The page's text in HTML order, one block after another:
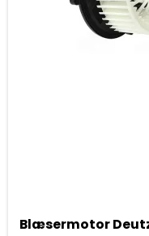
Blæsermotor